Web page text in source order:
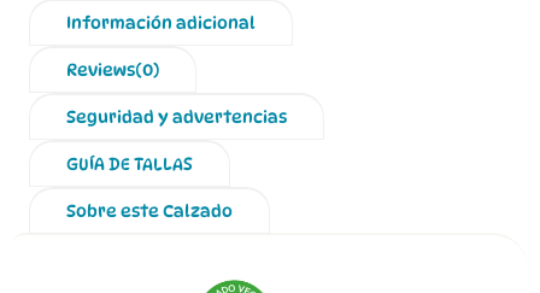
Información adicional
Reviews(0)
Seguridad y advertencias
GUÍA DE TALLAS
Sobre este Calzado